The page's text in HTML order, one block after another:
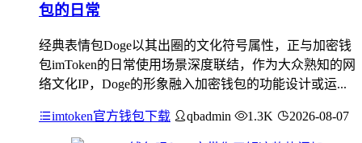
包的日常
经典表情包Doge以其出圈的文化符号属性，正与加密钱
包imToken的日常使用场景深度联结，作为大众熟知的网
络文化IP，Doge的形象融入加密钱包的功能设计或运...
imtoken官方钱包下载 qbadmin 1.3K 2026-08-07